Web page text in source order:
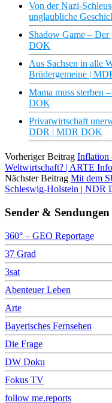
Von der Nazi-
unglaubliche
Shadow Game –
DOK
Aus Sachsen in alle
Brüdergemeine |
Mama muss sterben
DOK
Privatwirtschaft
DDR | MDR DOK
Vorheriger Beitrag Inflation
Weltwirtschaft? | ARTE
Nächster Beitrag Mit dem
Schleswig-Holstein | NDR
Sender & Sendungen
360° – GEO Reportage
37 Grad
3sat
Abenteuer Leben
Arte
Bayerisches Fernsehen
Die Frage
DW Doku
Fokus TV
follow me.reports